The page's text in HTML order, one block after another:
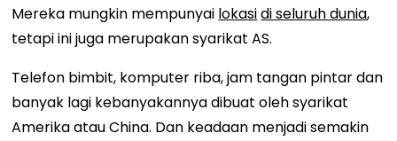
Mereka mungkin mempunyai lokasidi seluruh dunia,
tetapi ini juga merupakan syarikat AS.
Telefon bimbit, komputer riba, jam tangan pintar dan
banyak lagi kebanyakannya dibuat oleh syarikat
Amerika atau China. Dan keadaan menjadi semakin